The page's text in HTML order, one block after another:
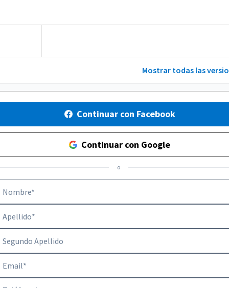
Mostrar todas las
Continuar con Facebook
Continuar con Google
o